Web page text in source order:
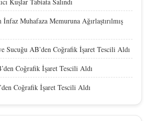
Kuşlar Tabiata Salındı
Muhafaza Memuruna Ağırlaştırılmış
Sucuğu AB’den Coğrafik İşaret Tescili Aldı
Coğrafik İşaret Tescili Aldı
Coğrafik İşaret Tescili Aldı